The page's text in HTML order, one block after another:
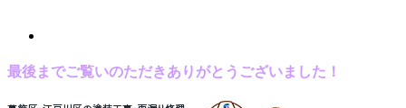
最後までご覧いのただきありがとうございました！